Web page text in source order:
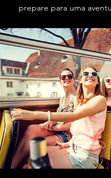
prepare para uma